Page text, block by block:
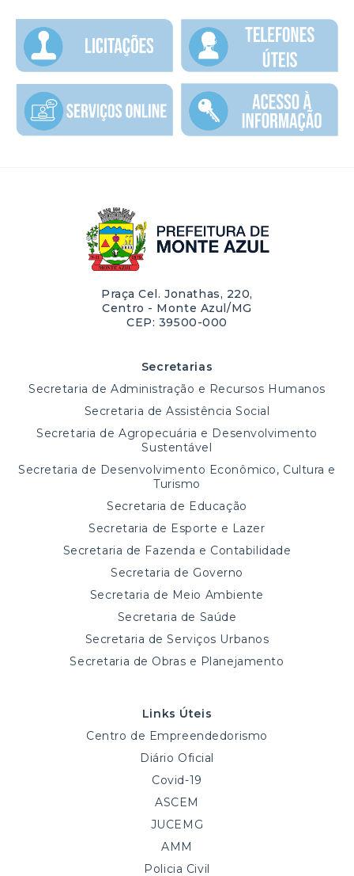
Praça Cel. Jonathas, 220,
Centro - Monte Azul/MG
CEP: 39500-000
Secretarias
Secretaria de Administração e Recursos Humanos
Secretaria de Assistência Social
Secretaria de Agropecuária e Desenvolvimento
Sustentável
Secretaria de Desenvolvimento Econômico, Cultura e
Turismo
Secretaria de Educação
Secretaria de Esporte e Lazer
Secretaria de Fazenda e Contabilidade
Secretaria de Governo
Secretaria de Meio Ambiente
Secretaria de Saúde
Secretaria de Serviços Urbanos
Secretaria de Obras e Planejamento
Links Úteis
Centro de Empreendedorismo
Diário Oficial
Covid-19
ASCEM
JUCEMG
AMM
Policia Civil